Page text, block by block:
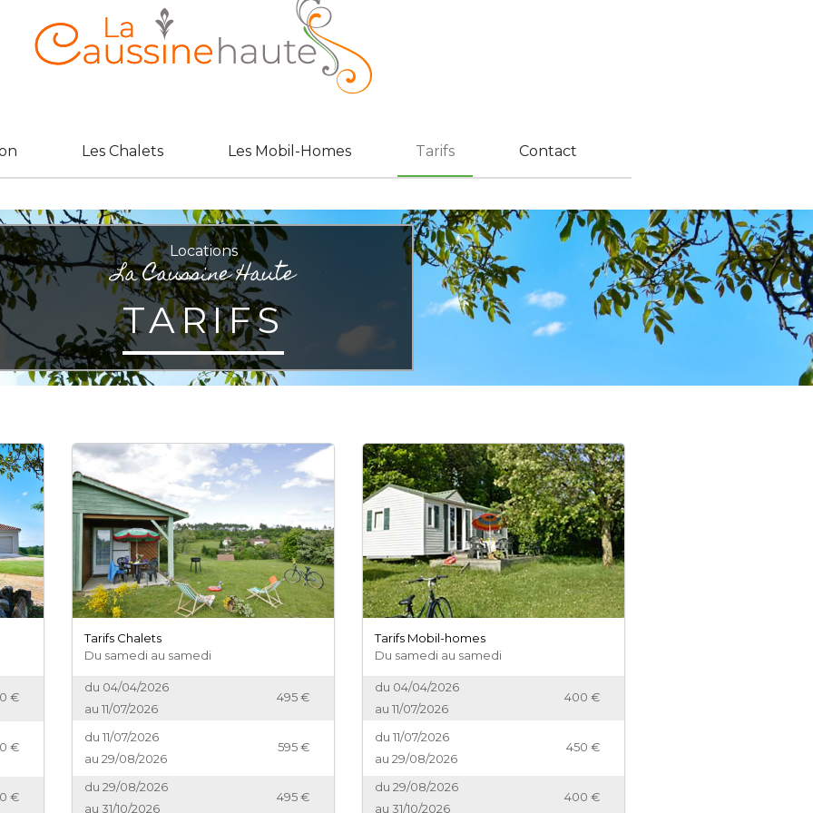
Les Chalets Les Mobil-Homes Tarifs Contact
Locations
La Caussine Haute
TARIFS
Tarifs Chalets
Du samedi au samedi
04/04/2026
11/07/2026
495
11/07/2026
29/08/2026
595
29/08/2026
31/10/2026
495
Tarifs Mobil-homes
Du samedi au samedi
04/04/2026
11/07/2026
400
11/07/2026
29/08/2026
450
29/08/2026
31/10/2026
400